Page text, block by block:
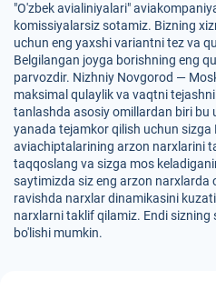
"O'zbek avialiniyalari"
komissiyalarsiz sotamiz. Bizning
uchun eng yaxshi variantni tez va
Belgilangan joyga borishning eng
parvozdir. Nizhniy Novgorod —
maksimal qulaylik va vaqtni
tanlashda asosiy omillardan biri bu
yanada tejamkor qilish uchun
aviachiptalarining arzon narxlarini
taqqoslang va sizga mos
saytimizda siz eng arzon narxlarda
ravishda narxlar dinamikasini
narxlarni taklif qilamiz. Endi
bo'lishi mumkin.